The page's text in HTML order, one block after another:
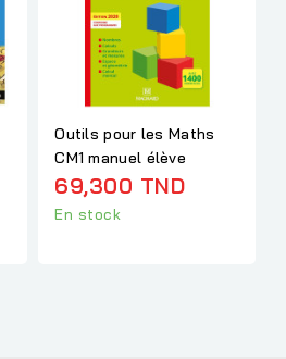
Outils pour les Maths
CM1 manuel élève
69,300 TND
En stock